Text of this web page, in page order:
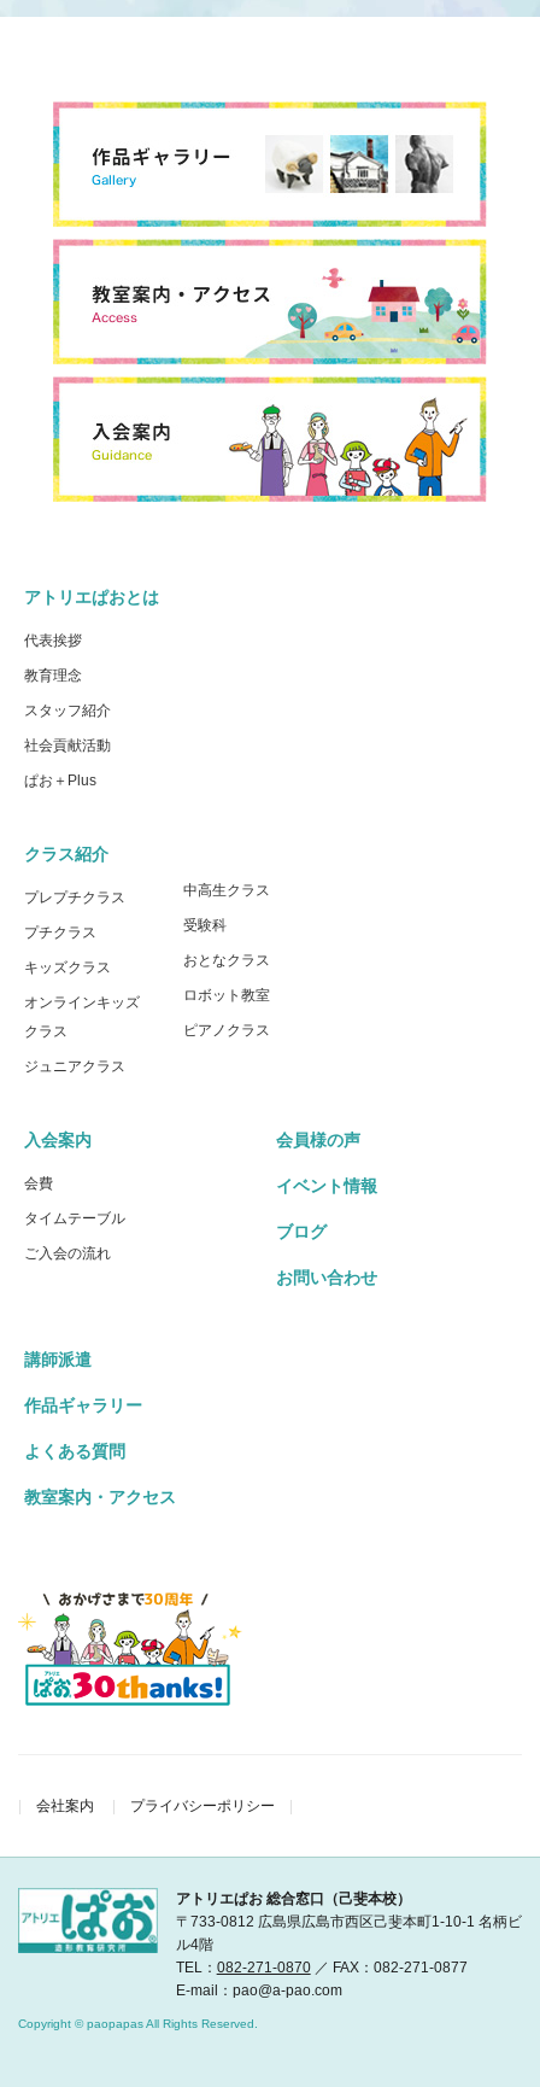
アトリエぱおとは
代表挨拶
教育理念
スタッフ紹介
社会貢献活動
ぱお＋Plus
クラス紹介
プレプチクラス
プチクラス
キッズクラス
オンラインキッズ
クラス
ジュニアクラス
中高生クラス
受験科
おとなクラス
ロボット教室
ピアノクラス
入会案内
会費
タイムテーブル
ご入会の流れ
会員様の声
イベント情報
ブログ
お問い合わせ
講師派遣
作品ギャラリー
よくある質問
教室案内・アクセス
会社案内 プライバシーポリシー
アトリエぱお 総合窓口（己斐本校）
〒733-0812 広島県広島市西区己斐本町1-10-1 名柄ビ
ル4階
TEL： 082-271-0870／ FAX：082-271-0877
E-mail：pao@a-pao.com
Copyright © paopapas All Rights Reserved.